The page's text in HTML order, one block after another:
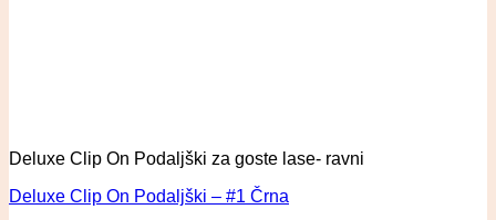
Deluxe Clip On Podaljški za goste lase- ravni
Deluxe Clip On Podaljški – #1 Črna